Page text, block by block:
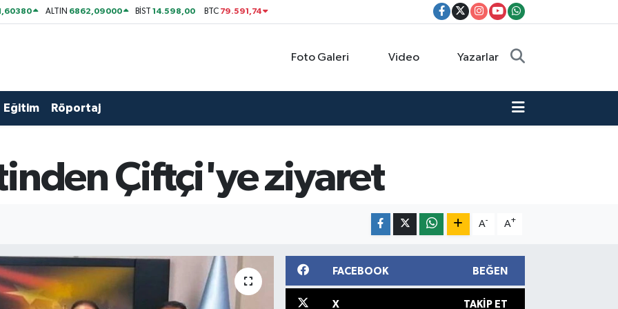
ALTIN 6862,09000 BİST14.598,00 BTC 79.591,74
Foto Galeri Video Yazarlar
Eğitim Röportaj
Çiftçi'ye ziyaret
A- A+
FACEBOOK BEĞEN
X TAKIP ET